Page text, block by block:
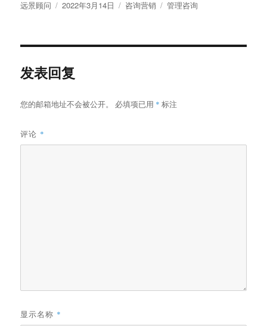
作
远景顾问
发
2022年3月14日
分
咨询营销
标
管理咨询
发表回复
您的邮箱地址不会被公开。 必填项已用 * 标注
评论 *
显示名称 *